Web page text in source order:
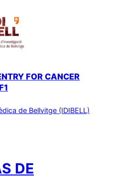
FOR CANCER
de Bellvitge (IDIBELL)
DE